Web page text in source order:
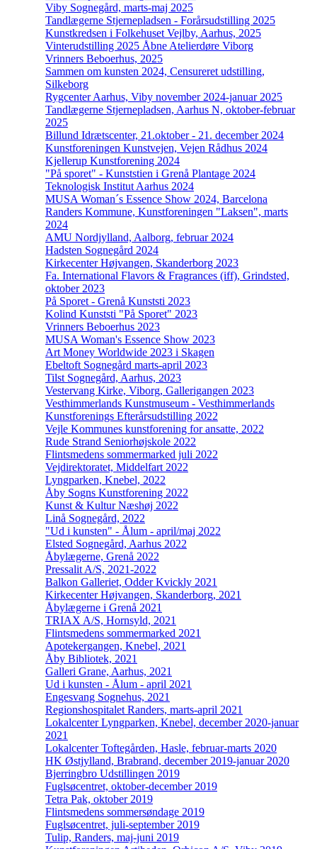
Viby Sognegård, marts-maj 2025
Tandlægerne Stjernepladsen - Forårsudstilling 2025
Kunstkredsen i Folkehuset Vejlby, Aarhus, 2025
Vinterudstilling 2025 Åbne Atelierdøre Viborg
Vrinners Beboerhus, 2025
Sammen om kunsten 2024, Censureret udstilling,
Silkeborg
Rygcenter Aarhus, Viby november 2024-januar 2025
Tandlægerne Stjernepladsen, Aarhus N, oktober-februar
2025
Billund Idrætscenter, 21.oktober - 21. december 2024
Kunstforeningen Kunstvejen, Vejen Rådhus 2024
Kjellerup Kunstforening 2024
"På sporet" - Kunststien i Grenå Plantage 2024
Teknologisk Institut Aarhus 2024
MUSA Woman´s Essence Show 2024, Barcelona
Randers Kommune, Kunstforeningen "Laksen", marts
2024
AMU Nordjylland, Aalborg, februar 2024
Hadsten Sognegård 2024
Kirkecenter Højvangen, Skanderborg 2023
Fa. International Flavors & Fragrances (iff), Grindsted,
oktober 2023
På Sporet - Grenå Kunststi 2023
Kolind Kunststi "På Sporet" 2023
Vrinners Beboerhus 2023
MUSA Woman's Essence Show 2023
Art Money Worldwide 2023 i Skagen
Ebeltoft Sognegård marts-april 2023
Tilst Sognegård, Aarhus, 2023
Vestervang Kirke, Viborg, Gallerigangen 2023
Vesthimmerlands Kunstmuseum - Vesthimmerlands
Kunstforenings Efterårsudstilling 2022
Vejle Kommunes kunstforening for ansatte, 2022
Rude Strand Seniorhøjskole 2022
Flintsmedens sommermarked juli 2022
Vejdirektoratet, Middelfart 2022
Lyngparken, Knebel, 2022
Åby Sogns Kunstforening 2022
Kunst & Kultur Næshøj 2022
Linå Sognegård, 2022
"Ud i kunsten" - Ålum - april/maj 2022
Elsted Sognegård, Aarhus 2022
Åbylægerne, Grenå 2022
Pressalit A/S, 2021-2022
Balkon Galleriet, Odder Kvickly 2021
Kirkecenter Højvangen, Skanderborg, 2021
Åbylægerne i Grenå 2021
TRIAX A/S, Hornsyld, 2021
Flintsmedens sommermarked 2021
Apotekergangen, Knebel, 2021
Åby Bibliotek, 2021
Galleri Grane, Aarhus, 2021
Ud i kunsten - Ålum - april 2021
Engesvang Sognehus, 2021
Regionshospitalet Randers, marts-april 2021
Lokalcenter Lyngparken, Knebel, december 2020-januar
2021
Lokalcenter Toftegården, Hasle, februar-marts 2020
HK Østjylland, Brabrand, december 2019-januar 2020
Bjerringbro Udstillingen 2019
Fuglsøcentret, oktober-december 2019
Tetra Pak, oktober 2019
Flintsmedens sommersøndage 2019
Fuglsøcentret, juli-september 2019
Tulip, Randers, maj-juni 2019